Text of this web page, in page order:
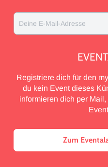
Deine E-Mail-Adresse
Registriere dich für den
du kein Event dieses
informieren dich per
Zum